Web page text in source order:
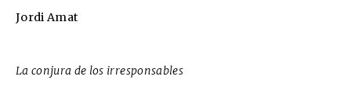
Jordi Amat
La conjura de los irresponsables